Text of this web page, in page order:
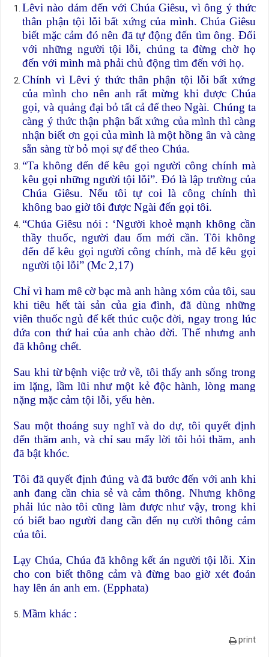
Lêvi nào dám đến với Chúa Giêsu, vì ông ý thức
thân phận tội lỗi bất xứng của mình. Chúa Giêsu
biết mặc cảm đó nên đã tự động đến tìm ông. Đối
với những người tội lỗi, chúng ta đừng chờ họ
đến với mình mà phải chủ động tìm đến với họ.
Chính vì Lêvi ý thức thân phận tội lỗi bất xứng
của mình cho nên anh rất mừng khi được Chúa
gọi, và quảng đại bỏ tất cả để theo Ngài. Chúng ta
càng ý thức thận phận bất xứng của mình thì càng
nhận biết ơn gọi của mình là một hồng ân và càng
sẵn sàng từ bỏ mọi sự để theo Chúa.
“Ta không đến để kêu gọi người công chính mà
kêu gọi những người tội lỗi”. Đó là lập trường của
Chúa Giêsu. Nếu tôi tự coi là công chính thì
không bao giờ tôi được Ngài đến gọi tôi.
“Chúa Giêsu nói : ‘Người khoẻ mạnh không cần
thầy thuốc, người đau ốm mới cần. Tôi không
đến để kêu gọi người công chính, mà để kêu gọi
người tội lỗi” (Mc 2,17)
Chỉ vì ham mê cờ bạc mà anh hàng xóm của tôi, sau
khi tiêu hết tài sản của gia đình, đã dùng những
viên thuốc ngủ để kết thúc cuộc đời, ngay trong lúc
đứa con thứ hai của anh chào đời. Thế nhưng anh
đã không chết.
Sau khi từ bệnh việc trở về, tôi thấy anh sống trong
im lặng, lầm lũi như một kẻ độc hành, lòng mang
nặng mặc cảm tội lỗi, yếu hèn.
Sau một thoáng suy nghĩ và do dự, tôi quyết định
đến thăm anh, và chỉ sau mấy lời tôi hỏi thăm, anh
đã bật khóc.
Tôi đã quyết định đúng và đã bước đến với anh khi
anh đang cần chia sẻ và cảm thông. Nhưng không
phải lúc nào tôi cũng làm được như vậy, trong khi
có biết bao người đang cần đến nụ cười thông cảm
của tôi.
Lạy Chúa, Chúa đã không kết án người tội lỗi. Xin
cho con biết thông cảm và đừng bao giờ xét đoán
hay lên án anh em. (Epphata)
Mầm khác :
print